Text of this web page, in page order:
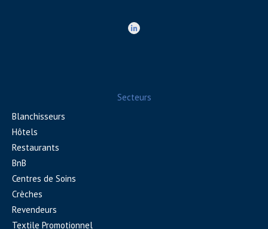
Secteurs
Blanchisseurs
Hôtels
Restaurants
BnB
Centres de Soins
Crèches
Revendeurs
Textile Promotionnel